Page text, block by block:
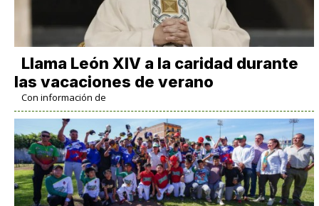
Llama León XIV a la caridad durante
las vacaciones de verano
Con información de